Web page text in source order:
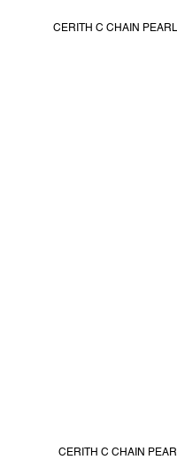
CERITH C CHAIN
CERITH C CHAIN